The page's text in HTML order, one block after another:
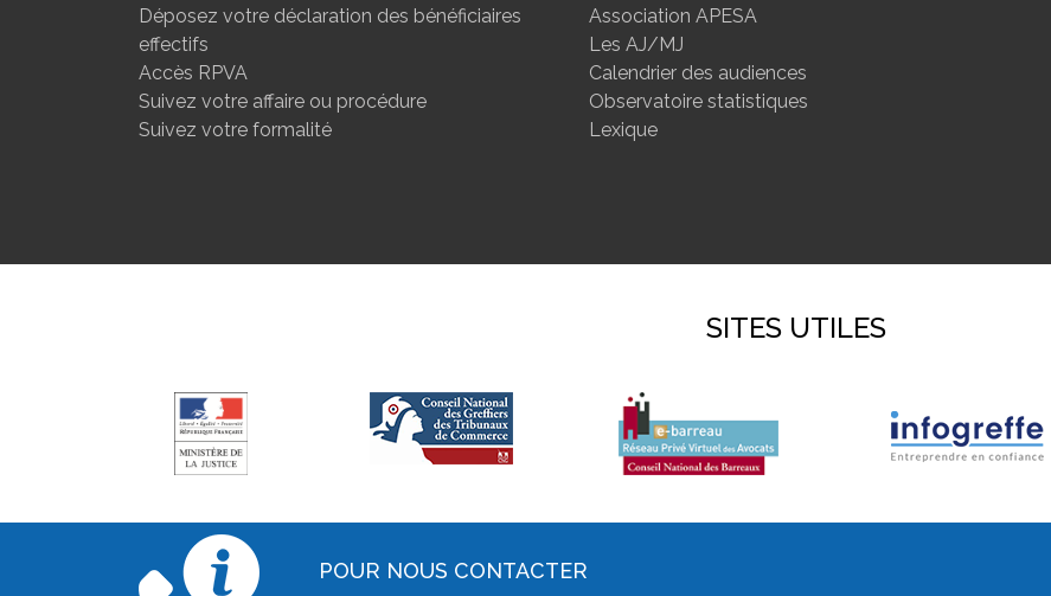
Déposez votre déclaration des bénéficiaires
effectifs
Accès RPVA
Suivez votre affaire ou procédure
Suivez votre formalité
Association APESA
Les AJ/MJ
Calendrier des audiences
Observatoire statistiques
Lexique
SITES UTILES
POUR NOUS CONTACTER